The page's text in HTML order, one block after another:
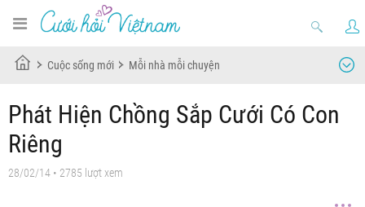
Cuộc sống mới Mỗi nhà mỗi chuyện
Phát Hiện Chồng Sắp Cưới Có Con
Riêng
28/02/14 • 2785 lượt xem